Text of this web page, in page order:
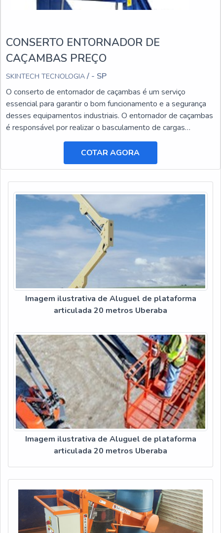
CONSERTO ENTORNADOR DE
CAÇAMBAS PREÇO
SKINTECH TECNOLOGIA / - SP
O conserto de entornador de caçambas é um serviço
essencial para garantir o bom funcionamento e a segurança
desses equipamentos industriais. O entornador de caçambas
é responsável por realizar o basculamento de cargas
pesadas, facilitando o transporte e a descarga de materiais.
COTAR AGORA
Imagem ilustrativa de Aluguel de plataforma
articulada 20 metros Uberaba
Imagem ilustrativa de Aluguel de plataforma
articulada 20 metros Uberaba